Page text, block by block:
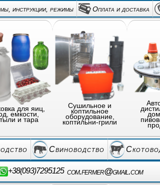
инструкции, режимы Оплата и доставка
для яиц,
емкости,
и тара
Сушильное и
коптильное
оборудование,
коптильни-грили
Свиноводство
+38(093)7295125 com.fermer@gmail.com